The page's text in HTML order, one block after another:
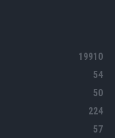
19910
54
50
224
57